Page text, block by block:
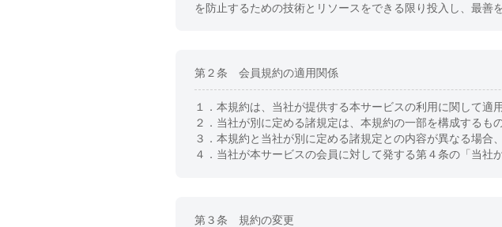
を防止するための技術とリソースをできる限り投入し、最善
第２条 会員規約の適用関係
１． 本規約は、当社が提供する本サービスの利用に関して適
２． 当社が別に定める諸規定は、本規約の一部を構成するも
３． 本規約と当社が別に定める諸規定との内容が異なる場合
４． 当社が本サービスの会員に対して発する第４条の「当社
第３条 規約の変更